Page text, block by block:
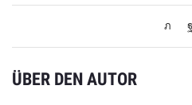
ÜBER DEN AUTOR